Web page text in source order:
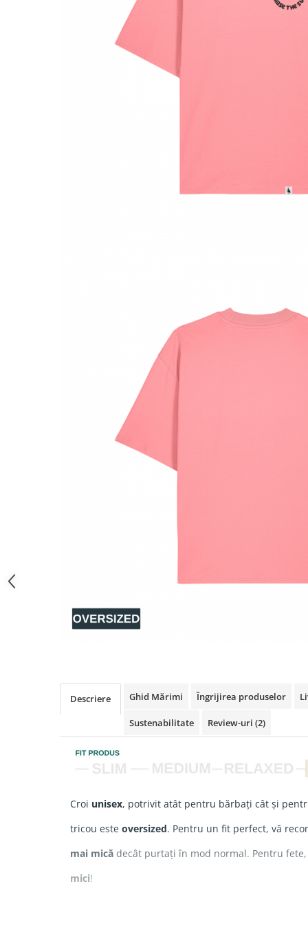
Descriere Ghid Mărimi Îngrijirea produselor
Sustenabilitate Review-uri (2)
Croi unisex, potrivit atât pentru bărbați cât și
tricou este oversized. Pentru un fit perfect, vă
mai mică decât purtați în mod normal. Pentru
mici!